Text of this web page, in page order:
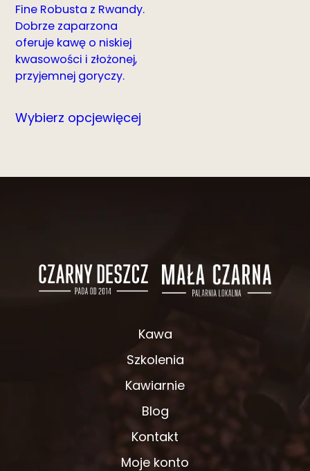
Fine Robusta z Rwandy.
Dobrze zaparzona
oferuje kawę o niskiej
kwasowości i złożonej,
przyjemnej goryczy.
Wybierz opcjewięcej
Kawa
Szkolenia
Kawiarnie
Blog
Kontakt
Moje konto